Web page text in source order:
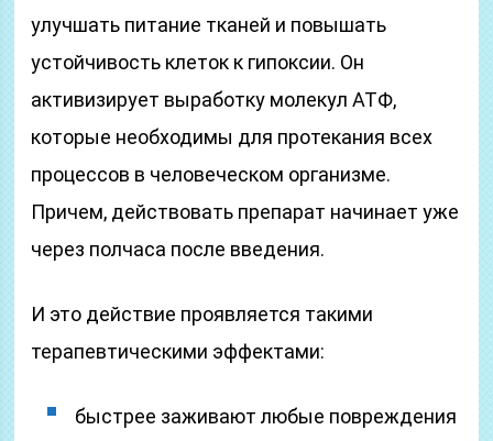
улучшать питание тканей и повышать
устойчивость клеток к гипоксии. Он
активизирует выработку молекул АТФ,
которые необходимы для протекания всех
процессов в человеческом организме.
Причем, действовать препарат начинает уже
через полчаса после введения.
И это действие проявляется такими
терапевтическими эффектами:
быстрее заживают любые повреждения